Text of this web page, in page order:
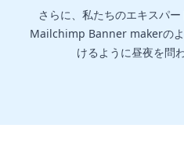
さらに、私たちのエキスパー
Mailchimp Banner makerの
けるように昼夜を問